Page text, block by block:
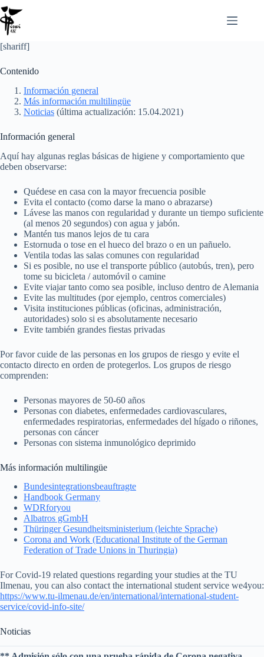
Zum
Inhalt
springen
[shariff]
Contenido
Información general
Más información multilingüe
Noticias (última actualización: 15.04.2021)
Información general
Aquí hay algunas reglas básicas de higiene y comportamiento que
deben observarse:
Quédese en casa con la mayor frecuencia posible
Evita el contacto (como darse la mano o abrazarse)
Lávese las manos con regularidad y durante un tiempo suficiente
(al menos 20 segundos) con agua y jabón.
Mantén tus manos lejos de tu cara
Estornuda o tose en el hueco del brazo o en un pañuelo.
Ventila todas las salas comunes con regularidad
Si es posible, no use el transporte público (autobús, tren), pero
tome su bicicleta / automóvil o camine
Evite viajar tanto como sea posible, incluso dentro de Alemania
Evite las multitudes (por ejemplo, centros comerciales)
Visita instituciones públicas (oficinas, administración,
autoridades) solo si es absolutamente necesario
Evite también grandes fiestas privadas
Por favor cuide de las personas en los grupos de riesgo y evite el
contacto directo en orden de protegerlos. Los grupos de riesgo
comprenden:
Personas mayores de 50-60 años
Personas con diabetes, enfermedades cardiovasculares,
enfermedades respiratorias, enfermedades del hígado o riñones,
personas con cáncer
Personas con sistema inmunológico deprimido
Más información multilingüe
Bundesintegrationsbeauftragte
Handbook Germany
WDRforyou
Albatros gGmbH
Thüringer Gesundheitsministerium (leichte Sprache)
Corona and Work (Educational Institute of the German
Federation of Trade Unions in Thuringia)
For Covid-19 related questions regarding your studies at the TU
Ilmenau, you can also contact the international student service we4you:
https://www.tu-ilmenau.de/en/international/international-student-
service/covid-info-site/
Noticias